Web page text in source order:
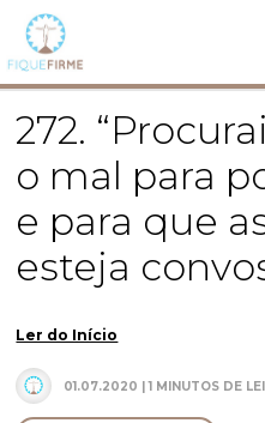
Bíblia /
272. “Procurai o bem e não o mal para
esteja convosco” (Am 5,14)
272.
o mal para
e para que
esteja
Ler do Início
01.07.2020 | 1 MINUTOS DE